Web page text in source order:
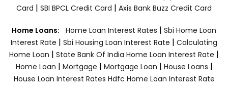
Card | SBI BPCL Credit Card | Axis Bank Buzz Credit Card
Home Loans: Home Loan Interest Rates | Sbi Home Loan
Interest Rate | Sbi Housing Loan Interest Rate | Calculating
Home Loan | State Bank Of India Home Loan Interest Rate |
Home Loan | Mortgage | Mortgage Loan | House Loans |
House Loan Interest Rates Hdfc Home Loan Interest Rate